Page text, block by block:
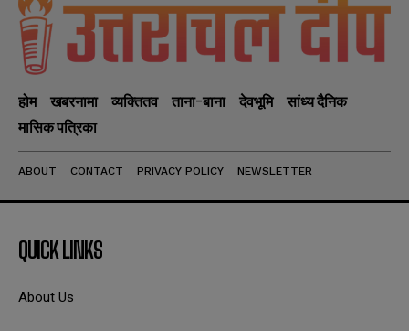
होम खबरनामा व्यक्तितव ताना-बाना देवभूमि
सांध्य दैनिक
मासिक पत्रिका
ABOUT CONTACT PRIVACY POLICY NEWSLETTER
QUICK LINKS
About Us